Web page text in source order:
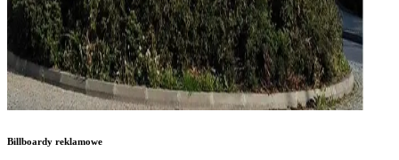
Billboardy reklamowe